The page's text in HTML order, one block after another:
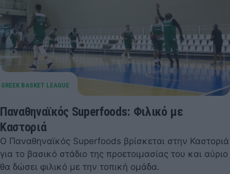
Παναθηναϊκός Superfoods: Φιλικό με
Καστοριά
Ο Παναθηναϊκός Superfoods βρίσκεται στην Καστοριά
για το βασικό στάδιο της προετοιμασίας του και αύριο
θα δώσει φιλικό με την τοπική ομάδα.